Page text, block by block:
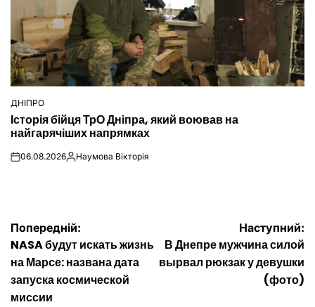
ОПУБЛІКУВАТИ
У
ДНІПРО
Історія бійця ТрО Дніпра, який воював на
найгарячіших напрямках
on06.08.2026Опубліковано
Наумова Вікторія
Навігація
записів
Попередній:
NASA будут искать жизнь
на Марсе: названа дата
запуска космической
миссии
Наступний:
В Днепре мужчина силой
вырвал рюкзак у девушки
(фото)